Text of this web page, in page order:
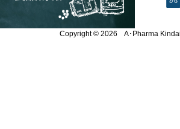
Copyright © 2026 A･Pharma